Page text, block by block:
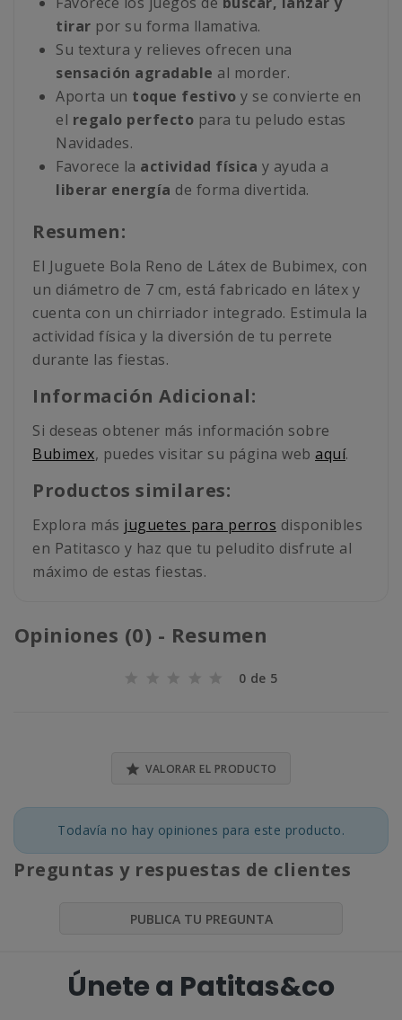
tirar por su forma llamativa.
Su textura y relieves ofrecen una
sensación agradable al morder.
Aporta un toque festivo y se convierte en
el regalo perfecto para tu peludo estas
Navidades.
Favorece la actividad física y ayuda a
liberar energía de forma divertida.
Resumen:
El Juguete Bola Reno de Látex de Bubimex, con
un diámetro de 7 cm, está fabricado en látex y
cuenta con un chirriador integrado. Estimula la
actividad física y la diversión de tu perrete
durante las fiestas.
Información Adicional:
Si deseas obtener más información sobre
Bubimex, puedes visitar su página web aquí.
Productos similares:
Explora más juguetes para perros disponibles
en Patitasco y haz que tu peludito disfrute al
máximo de estas fiestas.
Opiniones (0) - Resumen
0 de 5
 VALORAR EL PRODUCTO
Todavía no hay opiniones para este producto.
Preguntas y respuestas de clientes
PUBLICA TU PREGUNTA
Únete a Patitas&co